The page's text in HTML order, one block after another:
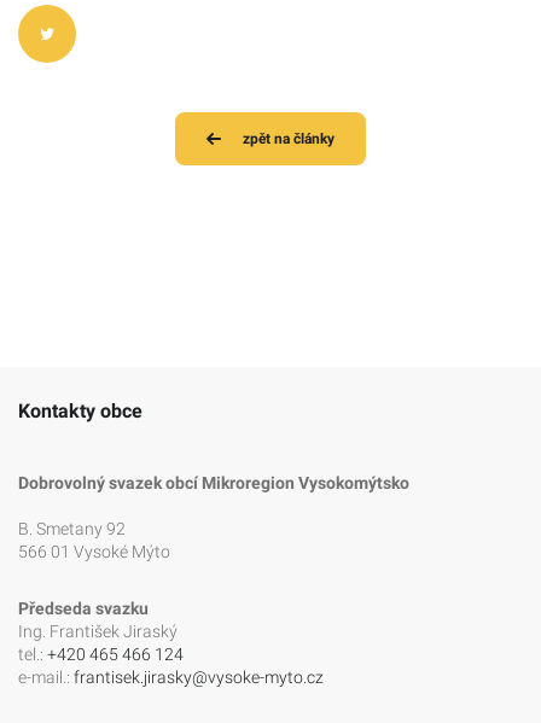
zpět na články
Kontakty obce
Dobrovolný svazek obcí Mikroregion Vysokomýtsko
B. Smetany 92
566 01 Vysoké Mýto
Předseda svazku
Ing. František Jiraský
tel.: +420 465 466 124
e-mail.: frantisek.jirasky@vysoke-myto.cz